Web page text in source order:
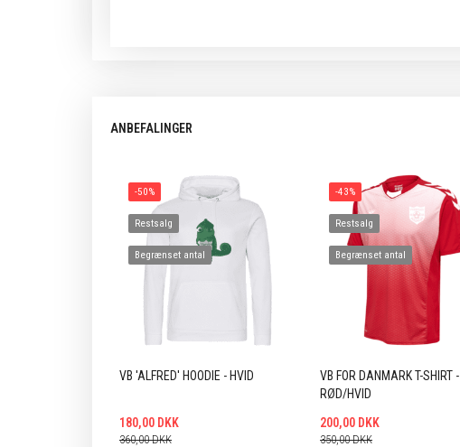
ANBEFALINGER
-50%
Restsalg
Begrænset antal
VB 'ALFRED' HOODIE - HVID
180,00 DKK
360,00 DKK
-43%
Restsalg
Begrænset antal
VB FOR DANMARK T-SHIRT -
RØD/HVID
200,00 DKK
350,00 DKK